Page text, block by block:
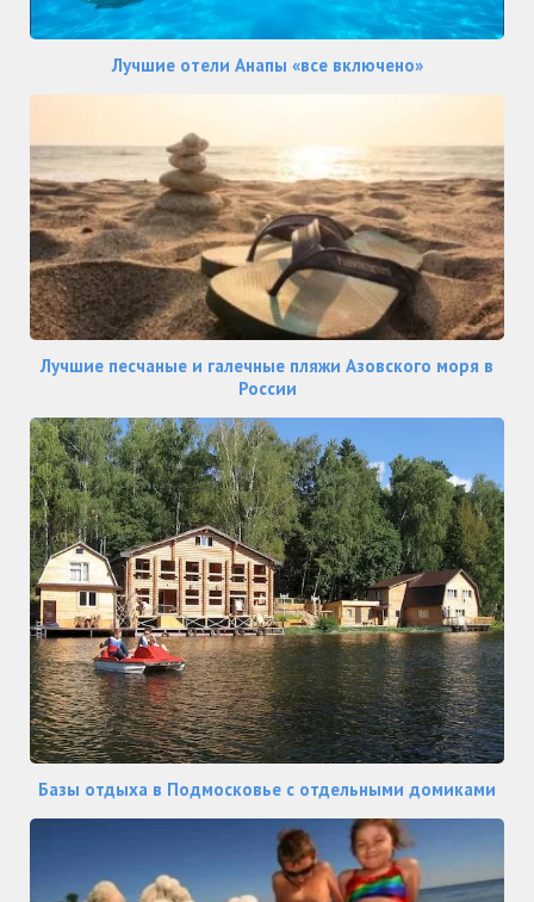
Лучшие отели Анапы «все включено»
Лучшие песчаные и галечные пляжи Азовского моря в
России
Базы отдыха в Подмосковье с отдельными домиками